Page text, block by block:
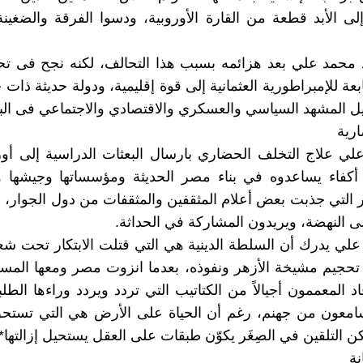
الأبد قطعة من القارة الأوروبية، ودسوا الفرقة
محمد علي بعد هزائمه بسبب هذا التحالف، لكنه نجح فى
للإمبراطورية العثمانية إلى قوة إقليمية، ودولة حديثة
المشهد السياسي والعسكري والاقتصادي والاجتماعي فى
علاج التخلف الحضاري بارسال البعثات الدراسية إلى
أكفاء يساعدوه في بناء مصر الحديثة ومؤسساتها وجيشها
جذبت بعض أعلام المثقفين والمثقفات من دول الجوار،
النهضة، ويريدون المشاركة في الحداثة.
يدرك أن السلطة الدينية هي التي قتلت الابتكار تحت
تحجيم مشيخة الأزهر ونفوذه، بعدما انزوت مصر ومعها
المعممون أجيالاً من الكتاتيب التي تردد ويردد وراءها
من جهنم، رغم أن الحياة على الأرض هي التي
التلقين في الصِغَر يكوّن طبقات على العقل يستحيل